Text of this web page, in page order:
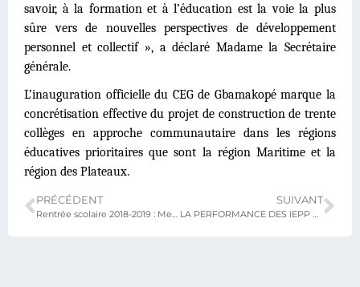
savoir, à la formation et à l’éducation est la voie la plus
sûre vers de nouvelles perspectives de développement
personnel et collectif », a déclaré Madame la Secrétaire
générale.
L’inauguration officielle du CEG de Gbamakopé marque la
concrétisation effective du projet de construction de trente
collèges en approche communautaire dans les régions
éducatives prioritaires que sont la région Maritime et la
région des Plateaux.
PRÉCÉDENT
Rentrée scolaire 2018-2019 : Message du Pr. Komi Paalamwé TCHAKPELE à l’ensemble de la communauté éducative
SUIVANT
LA PERFORMANCE DES IEPP AU CŒUR D’UNE SERIE D’ATELIERS